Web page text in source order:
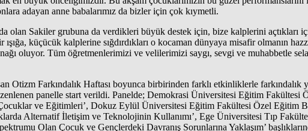
adayan anne babalarımız da bizler için çok kıymetli.
olan Sakiler grubuna da verdikleri büyük destek için, bize kalplerini açtıkları
küçücük kalplerine sığdırdıkları o kocaman dünyaya misafir olmanın
oluyor. Tüm öğretmenlerimizi ve velilerimizi saygı, sevgi ve muhabbetle
Farkındalık Haftası boyunca birbirinden farklı etkinliklerle farkındalık
panelle start verildi. Panelde; Demokrasi Üniversitesi Eğitim Fakültesi
ve Eğitimleri’, Dokuz Eylül Üniversitesi Eğitim Fakültesi Özel Eğitim
Alternatif İletişim ve Teknolojinin Kullanımı’, Ege Üniversitesi Tıp
Olan Çocuk ve Gençlerdeki Davranış Sorunlarına Yaklaşım’